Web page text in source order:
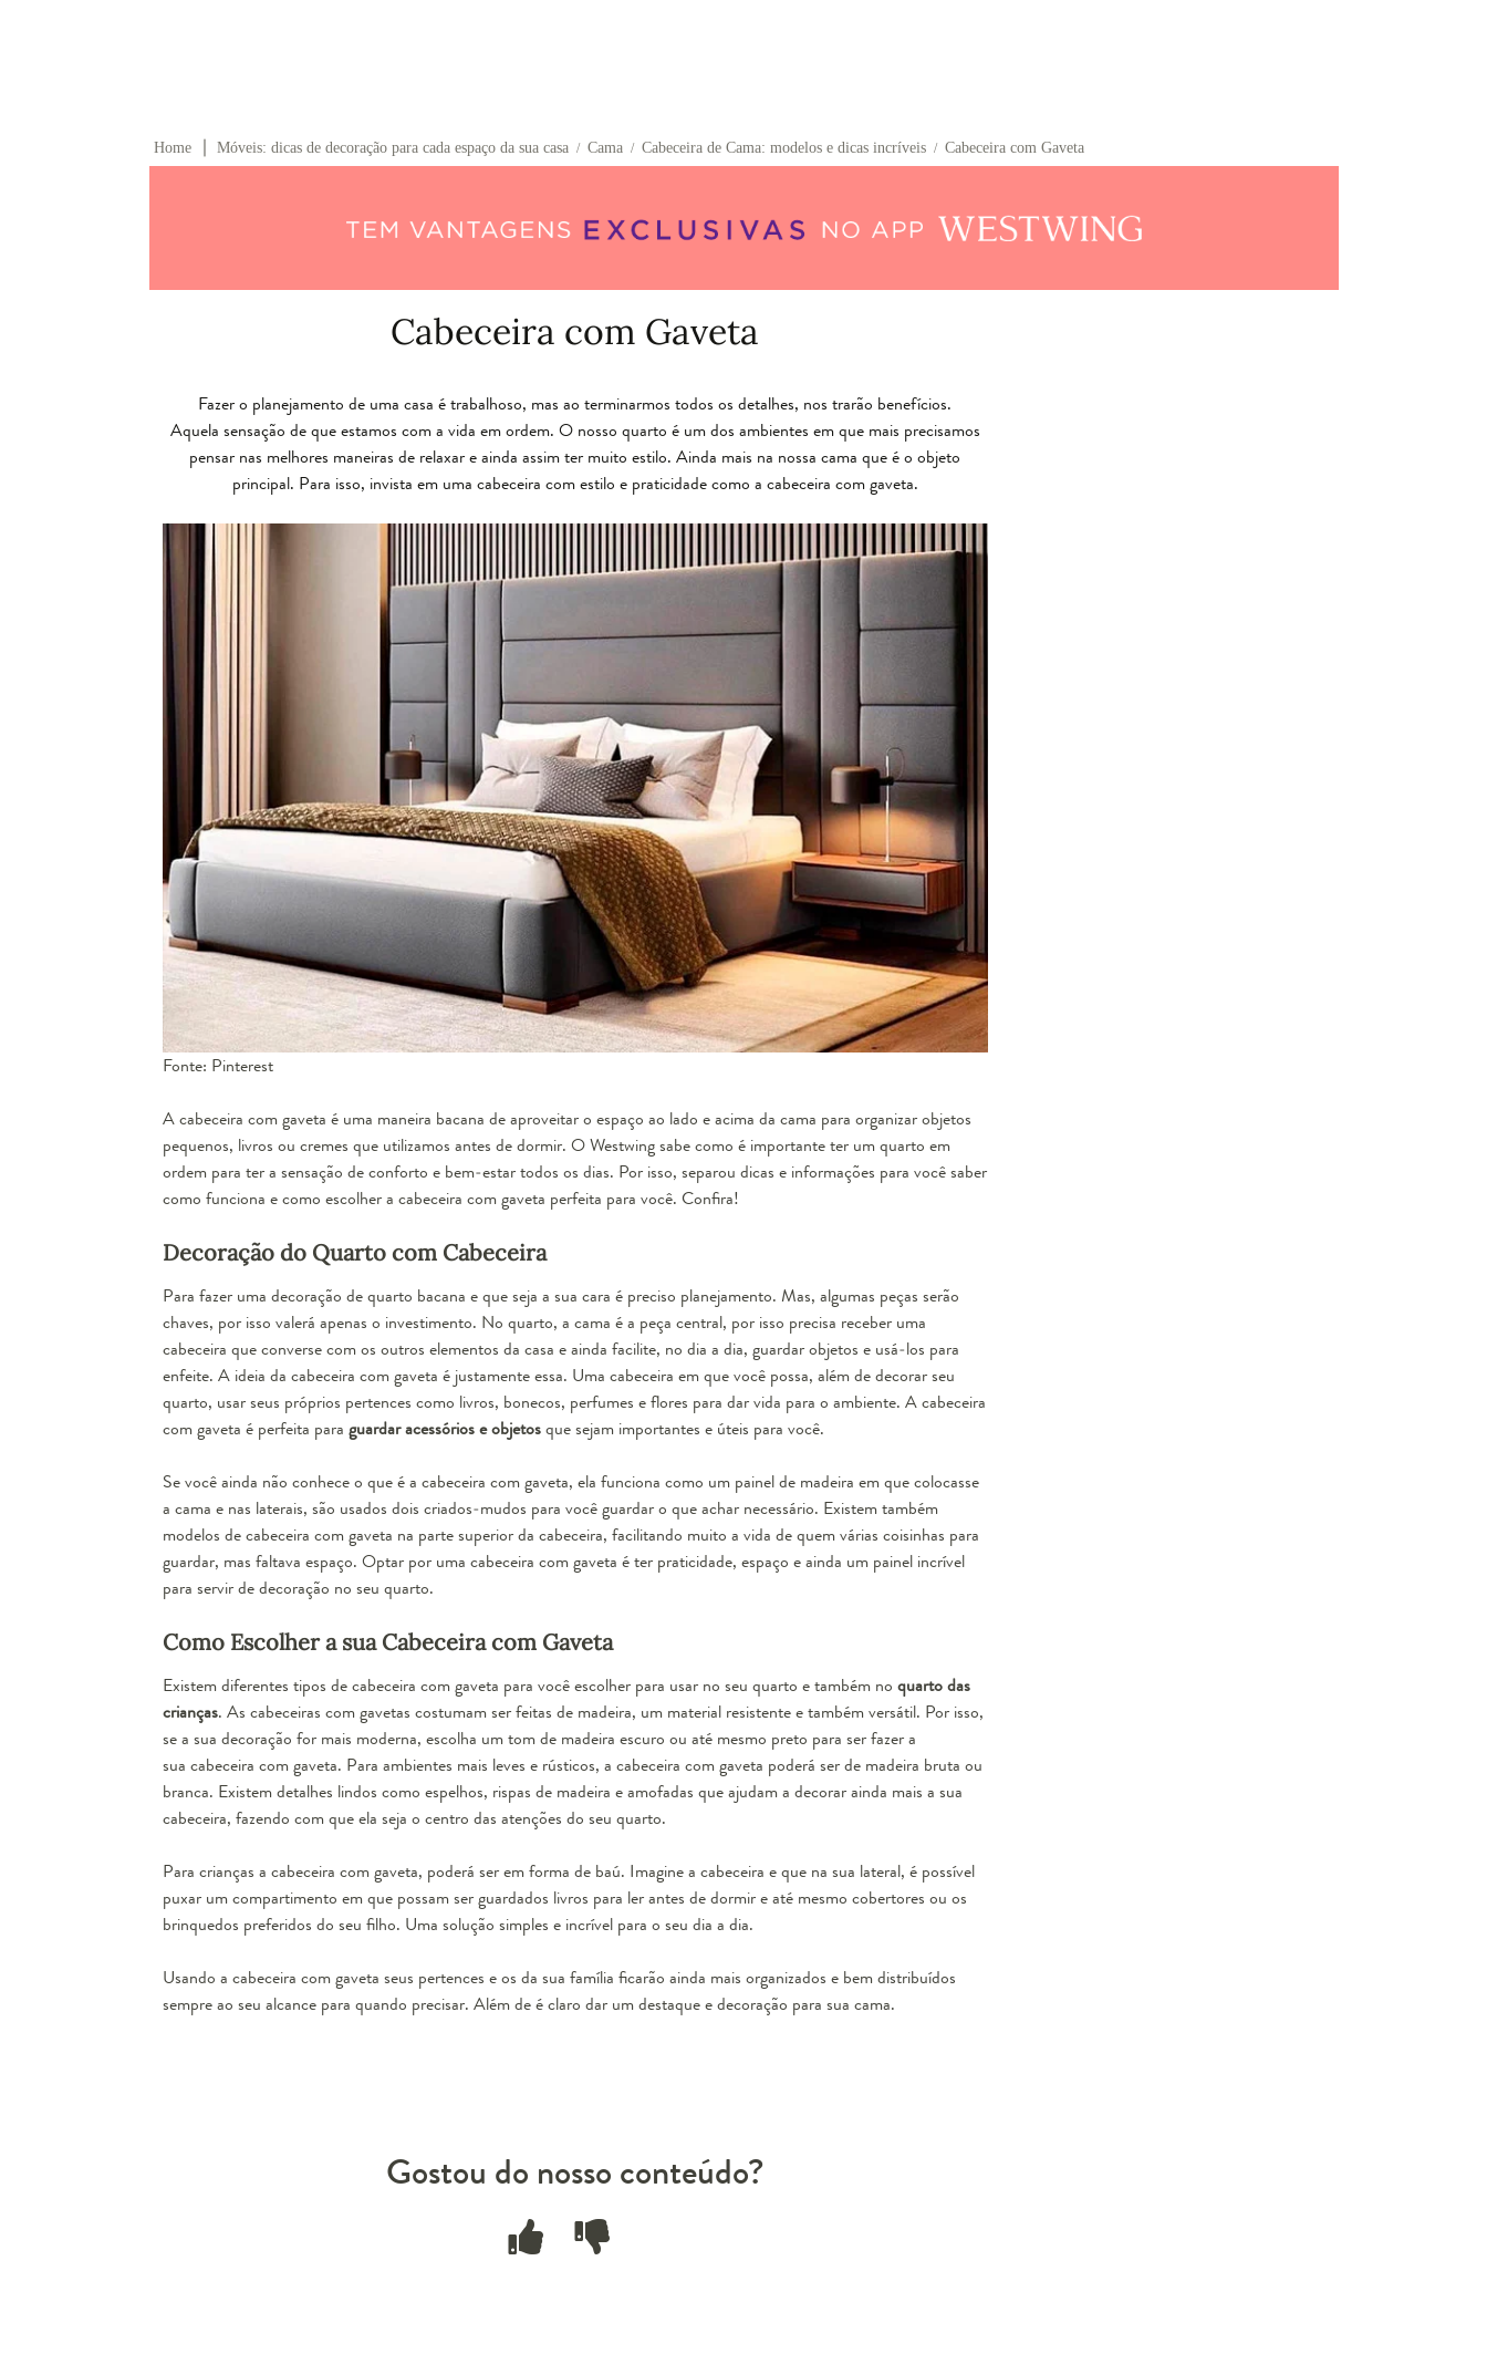
Home Móveis: dicas de decoração para cada espaço da sua casa / Cama / Cabeceira de Cama: modelos e dicas incríveis / Cabeceira com Gaveta
Cabeceira com Gaveta
Fazer o planejamento de uma casa é trabalhoso, mas ao terminarmos todos os detalhes, nos trarão benefícios.
Aquela sensação de que estamos com a vida em ordem. O nosso quarto é um dos ambientes em que mais precisamos
pensar nas melhores maneiras de relaxar e ainda assim ter muito estilo. Ainda mais na nossa cama que é o objeto
principal. Para isso, invista em uma cabeceira com estilo e praticidade como a cabeceira com gaveta.
Fonte: Pinterest
A cabeceira com gaveta é uma maneira bacana de aproveitar o espaço ao lado e acima da cama para organizar objetos
pequenos, livros ou cremes que utilizamos antes de dormir. O Westwing sabe como é importante ter um quarto em
ordem para ter a sensação de conforto e bem-estar todos os dias. Por isso, separou dicas e informações para você saber
como funciona e como escolher a cabeceira com gaveta perfeita para você. Confira!
Decoração do Quarto com Cabeceira
Para fazer uma decoração de quarto bacana e que seja a sua cara é preciso planejamento. Mas, algumas peças serão
chaves, por isso valerá apenas o investimento. No quarto, a cama é a peça central, por isso precisa receber uma
cabeceira que converse com os outros elementos da casa e ainda facilite, no dia a dia, guardar objetos e usá-los para
enfeite. A ideia da cabeceira com gaveta é justamente essa. Uma cabeceira em que você possa, além de decorar seu
quarto, usar seus próprios pertences como livros, bonecos, perfumes e flores para dar vida para o ambiente. A cabeceira
com gaveta é perfeita para guardar acessórios e objetosque sejam importantes e úteis para você.
Se você ainda não conhece o que é a cabeceira com gaveta, ela funciona como um painel de madeira em que colocasse
a cama e nas laterais, são usados dois criados-mudos para você guardar o que achar necessário. Existem também
modelos de cabeceira com gaveta na parte superior da cabeceira, facilitando muito a vida de quem várias coisinhas para
guardar, mas faltava espaço. Optar por uma cabeceira com gaveta é ter praticidade, espaço e ainda um painel incrível
para servir de decoração no seu quarto.
Como Escolher a sua Cabeceira com Gaveta
Existem diferentes tipos de cabeceira com gaveta para você escolher para usar no seu quarto e também no quarto das
crianças. As cabeceiras com gavetas costumam ser feitas de madeira, um material resistente e também versátil. Por isso,
se a sua decoração for mais moderna, escolha um tom de madeira escuro ou até mesmo preto para ser fazer a
sua cabeceira com gaveta. Para ambientes mais leves e rústicos, a cabeceira com gaveta poderá ser de madeira bruta ou
branca. Existem detalhes lindos como espelhos, rispas de madeira e amofadas que ajudam a decorar ainda mais a sua
cabeceira, fazendo com que ela seja o centro das atenções do seu quarto.
Para crianças a cabeceira com gaveta, poderá ser em forma de baú. Imagine a cabeceira e que na sua lateral, é possível
puxar um compartimento em que possam ser guardados livros para ler antes de dormir e até mesmo cobertores ou os
brinquedos preferidos do seu filho. Uma solução simples e incrível para o seu dia a dia.
Usando a cabeceira com gaveta seus pertences e os da sua família ficarão ainda mais organizados e bem distribuídos
sempre ao seu alcance para quando precisar. Além de é claro dar um destaque e decoração para sua cama.
Gostou do nosso conteúdo?